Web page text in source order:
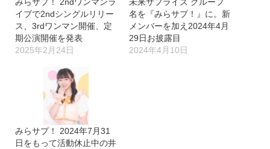
イブで2ndシングルリリー
ス、3rdワンマン開催、定
期公演開催を発表
2025年2月24日
名を『みらサプ！』に。新
メンバーを加え2024年4月
29日お披露目
2024年4月10日
みらサプ！ 2024年7月31
日をもって活動休止中の井